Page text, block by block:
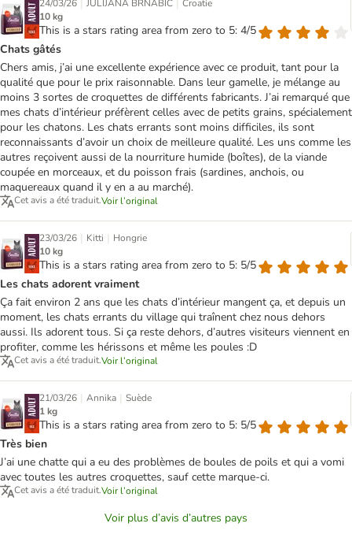
24/03/26 JULIJANA BRNABIĆ
Croatie
10 kg
This is a stars rating area from zero to 5: 4/5
Chats gâtés
Chers amis, j’ai une excellente expérience avec ce produit, tant pour la
qualité que pour le prix raisonnable. Dans leur gamelle, je mélange au
moins 3 sortes de croquettes de différents fabricants. J’ai remarqué que
mes chats d’intérieur préfèrent celles avec de petits grains, spécialement
pour les chatons. Les chats errants sont moins difficiles, ils sont
reconnaissants d’avoir un choix de meilleure qualité. Les uns comme les
autres reçoivent aussi de la nourriture humide (boîtes), de la viande
coupée en morceaux, et du poisson frais (sardines, anchois, ou
maquereaux quand il y en a au marché).
Cet avis a été traduit.Voir l’original
23/03/26 | Kitti | Hongrie
10 kg
This is a stars rating area from zero to 5: 5/5
Les chats adorent vraiment
Ça fait environ 2 ans que les chats d’intérieur mangent ça, et depuis un
moment, les chats errants du village qui traînent chez nous dehors
aussi. Ils adorent tous. Si ça reste dehors, d’autres visiteurs viennent en
profiter, comme les hérissons et même les poules :D
Cet avis a été traduit.Voir l’original
21/03/26 | Annika | Suède
1 kg
This is a stars rating area from zero to 5: 5/5
Très bien
J’ai une chatte qui a eu des problèmes de boules de poils et qui a vomi
avec toutes les autres croquettes, sauf cette marque-ci.
Cet avis a été traduit.Voir l’original
Voir plus d’avis d’autres pays